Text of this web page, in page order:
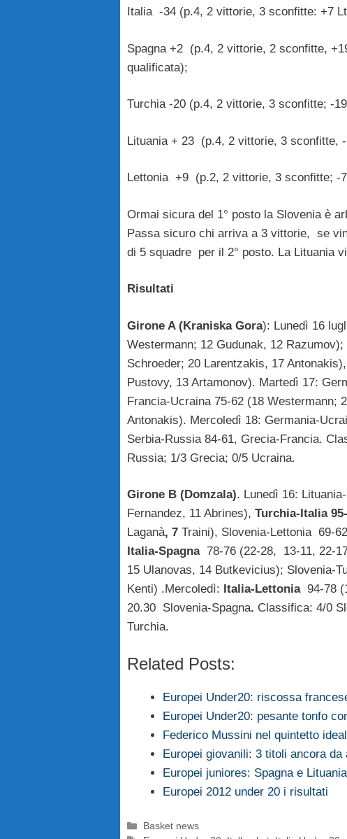
Italia -34 (p.4, 2 vittorie, 3 sconfitte: +7
Spagna +2 (p.4, 2 vittorie, 2 sconfitte,
qualificata);
Turchia -20 (p.4, 2 vittorie, 3 sconfitte; -
Lituania + 23 (p.4, 2 vittorie, 3 sconfitte,
Lettonia +9 (p.2, 2 vittorie, 3 sconfitte; -
Ormai sicura del 1° posto la Slovenia è
Passa sicuro chi arriva a 3 vittorie, se
di 5 squadre per il 2° posto. La Lituania
Risultati
Girone A (Kraniska Gora): Lunedì 16
Westermann; 12 Gudunak, 12
Schroeder; 20 Larentzakis, 17
Pustovy, 13 Artamonov). Martedì 17:
Francia-Ucraina 75-62 (18 Westermann;
Antonakis). Mercoledì 18: Germania-
Serbia-Russia 84-61, Grecia-Francia.
Russia; 1/3 Grecia; 0/5 Ucraina.
Girone B (Domzala). Lunedì 16:
Fernandez, 11 Abrines), Turchia-Italia
Laganà, 7 Traini), Slovenia-Lettonia 69-
Italia-Spagna 78-76 (22-28, 13-11, 22-
15 Ulanovas, 14 Butkevicius); Slovenia-
Kenti) .Mercoledì: Italia-Lettonia 94-78
20.30 Slovenia-Spagna. Classifica: 4/0
Turchia.
Related Posts:
Europei Under20: riscossa
Europei Under20: pesante tonfo
Federico Mussini nel quintetto
Europei giovanili: 3 titoli ancora da
Europei juniores: Spagna e
Europei 2012 under 20 i risultati
Categorie
Basket news